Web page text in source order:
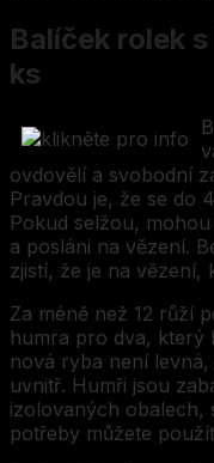
Balíček rolek
ks
ovdovělí a svobodní
Pravdou je, že se do
Pokud selžou,
a posláni na vězení.
zjistí, že je na vězení,
Za méně než 12 růží
humra pro dva, který
nová ryba není
uvnitř. Humři jsou
izolovaných obalech,
potřeby můžete